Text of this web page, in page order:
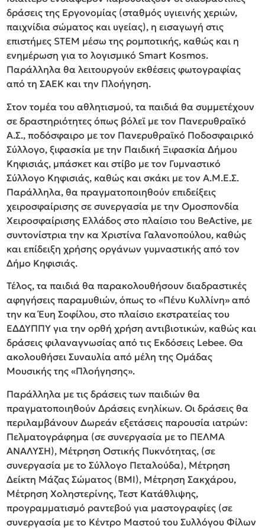
δράσεις της Εργονομίας (σταθμός υγιεινής χεριών,
παιχνίδια σώματος και υγείας), η εισαγωγή στις
επιστήμες STEM μέσω της ρομποτικής, καθώς και η
ενημέρωση για το λογισμικό Smart Kosmos.
Παράλληλα θα λειτουργούν εκθέσεις φωτογραφίας
από τη ΣΑΕΚ και την Πλοήγηση.
Στον τομέα του αθλητισμού, τα παιδιά θα συμμετέχουν
σε δραστηριότητες όπως βόλεϊ με τον Πανερυθραϊκό
Α.Σ., ποδόσφαιρο με τον Πανερυθραϊκό Ποδοσφαιρικό
Σύλλογο, ξιφασκία με την Παιδική Ξιφασκία Δήμου
Κηφισιάς, μπάσκετ και στίβο με τον Γυμναστικό
Σύλλογο Κηφισιάς, καθώς και σκάκι με τον Α.Μ.Ε.Σ.
Παράλληλα, θα πραγματοποιηθούν επιδείξεις
χειροσφαίρισης σε συνεργασία με την Ομοσπονδία
Χειροσφαίρισης Ελλάδος στο πλαίσιο του BeActive, με
συντονίστρια την κα Χριστίνα Γαλανοπούλου, καθώς
και επίδειξη χρήσης οργάνων γυμναστικής από τον
Δήμο Κηφισιάς.
Τέλος, τα παιδιά θα παρακολουθήσουν διαδραστικές
αφηγήσεις παραμυθιών, όπως το «Πένυ Κυλλίνη» από
την κα Έυη Σοφίλου, στο πλαίσιο εκστρατείας του
ΕΔΔΥΠΠΥ για την ορθή χρήση αντιβιοτικών, καθώς και
δράσεις φιλαναγνωσίας από τις Εκδόσεις Lebee. Θα
ακολουθήσει Συναυλία από μέλη της Ομάδας
Μουσικής της «Πλοήγησης».
Παράλληλα με τις δράσεις των παιδιών θα
πραγματοποιηθούν Δράσεις ενηλίκων. Οι δράσεις θα
περιλαμβάνουν Δωρεάν εξετάσεις παρουσία ιατρών:
Πελματογράφημα (σε συνεργασία με το ΠΕΛΜΑ
ΑΝΑΛΥΣΗ), Μέτρηση Οστικής Πυκνότητας, (σε
συνεργασία με το Σύλλογο Πεταλούδα), Μέτρηση
Δείκτη Μάζας Σώματος (ΒΜΙ), Μέτρηση Σακχάρου,
Μέτρηση Χοληστερίνης, Τεστ Κατάθλιψης,
προγραμματισμό ραντεβού για μαστογραφίες (σε
συνεργασία με το Κέντρο Μαστού του Συλλόγου Φίλων